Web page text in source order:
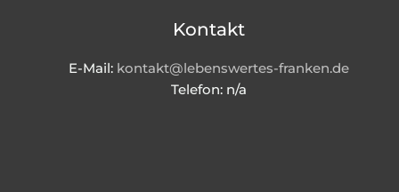
Kontakt
E-Mail: kontakt@lebenswertes-franken.de
Telefon: n/a